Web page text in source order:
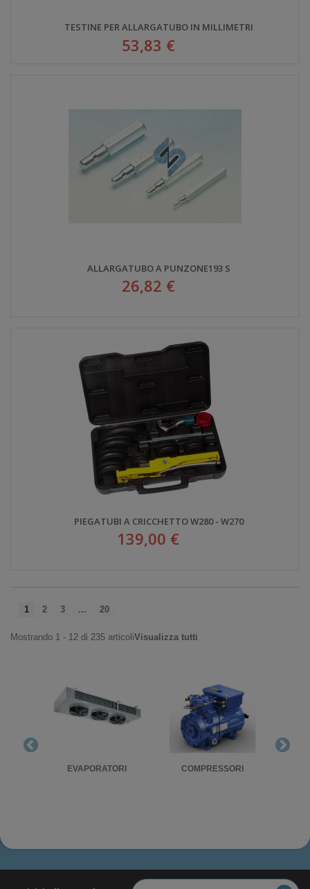
TESTINE PER ALLARGATUBO IN MILLIMETRI
53,83 €
ALLARGATUBO A PUNZONE193 S
26,82 €
PIEGATUBI A CRICCHETTO W280 - W270
139,00 €
1 2 3 ... 20
Mostrando 1 - 12 di 235 articoliVisualizza tutti
EVAPORATORI COMPRESSORI